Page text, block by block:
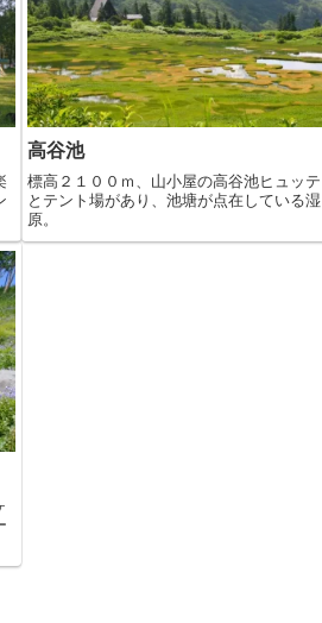
高谷池
標高２１００ｍ、山小屋の高谷池ヒュッテ
とテント場があり、池塘が点在している湿
原。